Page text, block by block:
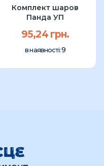
Комплект шаров
Панда УП
95,24 грн.
в наявності:9